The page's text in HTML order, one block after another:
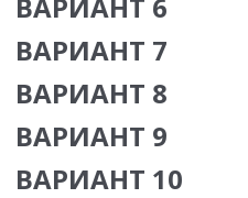
ВАРИАНТ 7
ВАРИАНТ 8
ВАРИАНТ 9
ВАРИАНТ 10